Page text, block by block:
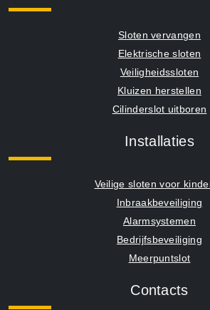
Sloten vervangen
Elektrische sloten
Veiligheidssloten
Kluizen herstellen
Cilinderslot uitboren
Installaties
Veilige sloten voor
Inbraakbeveiliging
Alarmsystemen
Bedrijfsbeveiliging
Meerpuntslot
Contacts